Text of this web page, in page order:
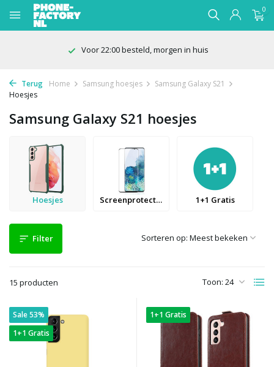
0
100 dagen bedenktijd
Terug Home Samsung hoesjes
Samsung Galaxy S21
Hoesjes
Samsung Galaxy S21 hoesjes
Hoesjes Screenprotectors 1+1 Gratis
Filter
15 producten Toon:
Sorteren op:
Sale 53%
1+1 Gratis
1+1 Gratis